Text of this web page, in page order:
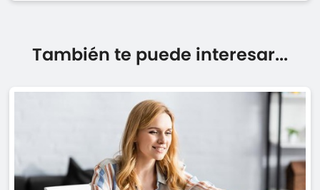
También te puede interesar...